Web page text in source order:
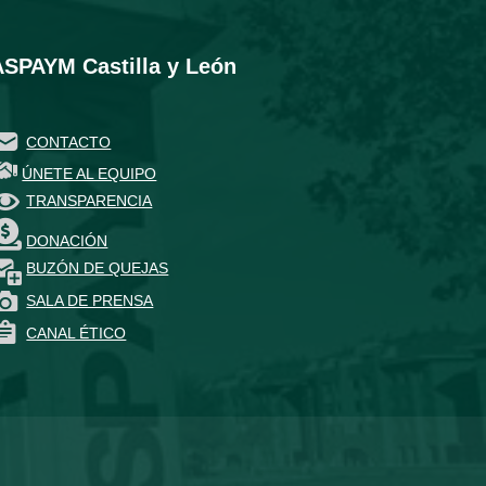
Castilla y León
CONTACTO
ÚNETE AL EQUIPO
TRANSPARENCIA
DONACIÓN
BUZÓN DE QUEJAS
SALA DE PRENSA
CANAL ÉTICO